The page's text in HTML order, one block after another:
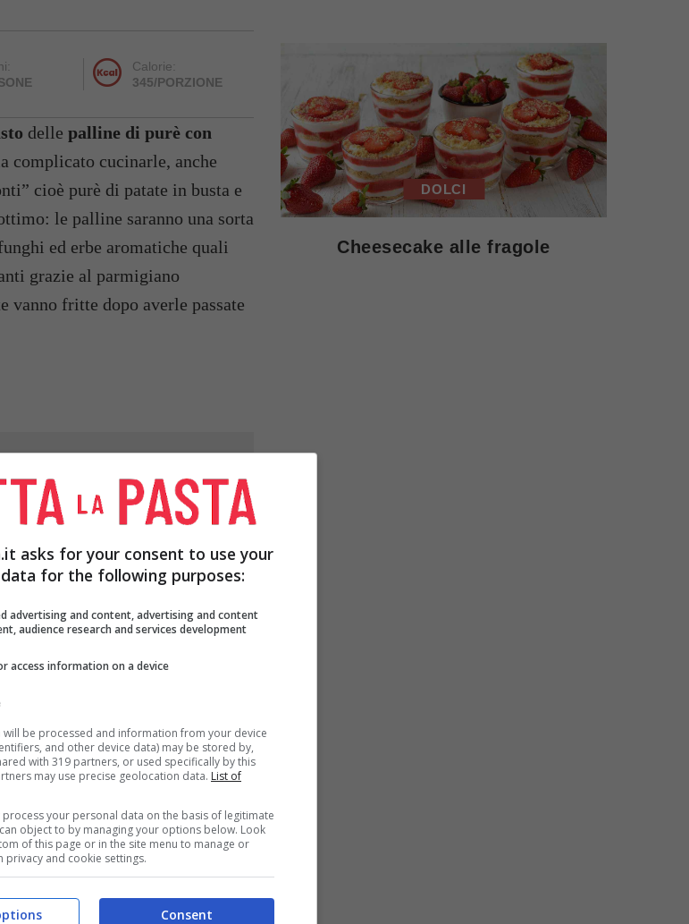
Calorie:
345/PORZIONE
delle palline di purè con
complicato cucinarle, anche
cioè purè di patate in busta e
le palline saranno una sorta
ed erbe aromatiche quali
grazie al parmigiano
vanno fritte dopo averle passate
FUNGHI
PREZZEMOLO
TRITATO
TUORLI
SALE
ml di acqua e preparate il purè
a farlo diventare molto
DOLCI
Cheesecake alle fragole
asks for your consent to use your
for the following purposes:
advertising and content, advertising and content
audience research and services development
access information on a device
be processed and information from your device
and other device data) may be stored by,
with 319 partners, or used specifically by this
may use precise geolocation data. List of
process your personal data on the basis of legitimate
object to by managing your options below. Look
of this page or in the site menu to manage or
privacy and cookie settings.
Consent